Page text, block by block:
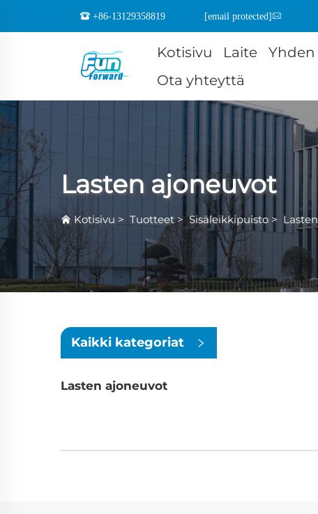
+86-13129358819 [email protected]
Kotisivu Laite Yhden
Ota yhteyttä
Lasten ajoneuvot
Kotisivu > Tuotteet>Sisäleikkipuisto >
Kaikki kategoriat
Lasten ajoneuvot